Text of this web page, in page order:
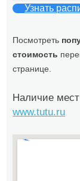
Узнать
Посмотреть
стоимость
странице.
Наличие
www.tutu.ru